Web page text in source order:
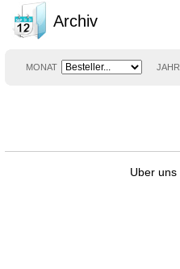
Archiv
MONAT JAHR
Uber uns